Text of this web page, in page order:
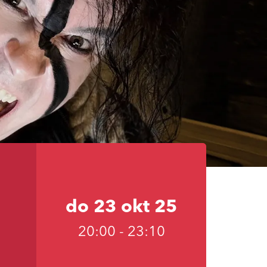
do 23 okt 25
20:00 - 23:10